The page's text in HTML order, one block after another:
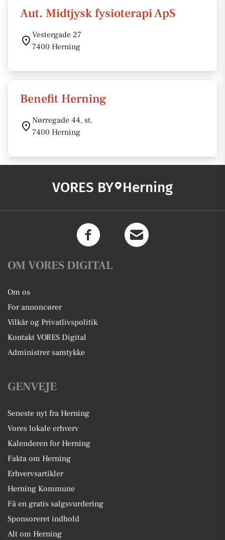
Aut. Midtjysk fysioterapi ApS
Vestergade 27
7400 Herning
Benefit Herning
Nørregade 44, st.
7400 Herning
VORES BY Herning
OM VORES DIGITAL
Om os
For annoncører
Vilkår og Privatlivspolitik
Kontakt VORES Digital
Administrer samtykke
GENVEJE
Seneste nyt fra Herning
Vores lokale erhverv
Kalenderen for Herning
Fakta om Herning
Erhvervsartikler
Herning Kommune
Få en gratis salgsvurdering
Sponsoreret indhold
Alt om Herning